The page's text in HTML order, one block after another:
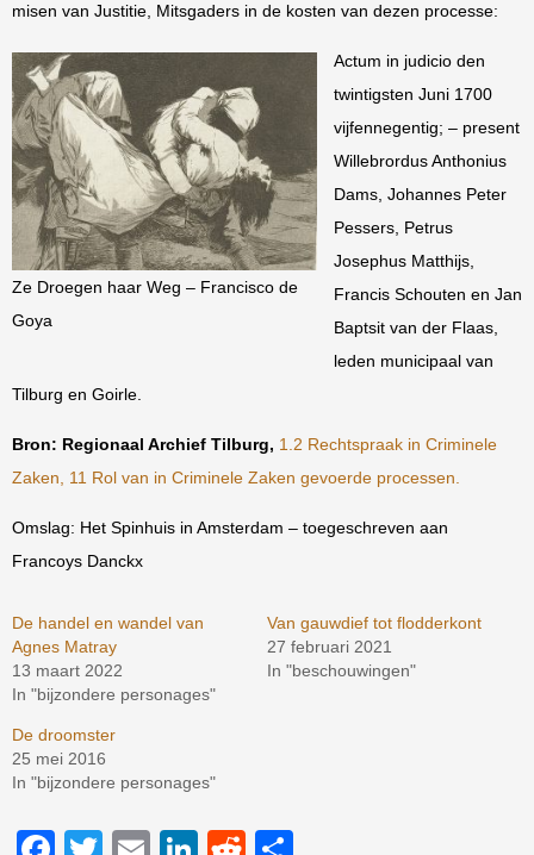
misen van Justitie, Mitsgaders in de kosten van dezen processe:
Ze Droegen haar Weg – Francisco de
Goya
Actum in judicio den
twintigsten Juni 1700
vijfennegentig; – present
Willebrordus Anthonius
Dams, Johannes Peter
Pessers, Petrus
Josephus Matthijs,
Francis Schouten en Jan
Baptsit van der Flaas,
leden municipaal van
Tilburg en Goirle.
Bron: Regionaal Archief Tilburg, 1.2 Rechtspraak in Criminele
Zaken, 11 Rol van in Criminele Zaken gevoerde processen.
Omslag: Het Spinhuis in Amsterdam – toegeschreven aan
Francoys Danckx
De handel en wandel van
Agnes Matray
13 maart 2022
In "bijzondere personages"
Van gauwdief tot flodderkont
27 februari 2021
In "beschouwingen"
De droomster
25 mei 2016
In "bijzondere personages"